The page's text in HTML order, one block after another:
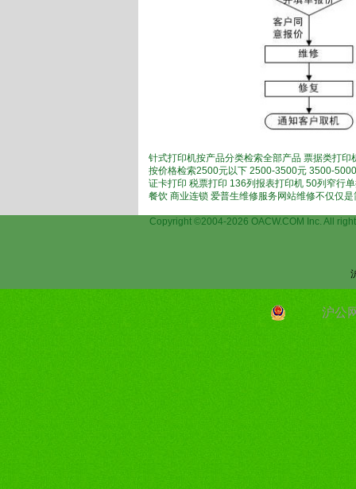
针式打印机按产品分类检索全部产品 票据类打
按价格检索2500元以下 2500-3500元 3500-
证卡打印 税票打印 136列报表打印机 50列窄行
餐饮 商业连锁 爱普生维修服务网站维修不仅仅
Copyright ©2004-2026 OACW.COM Inc. All
沪公